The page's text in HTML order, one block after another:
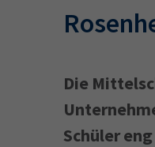
Die
Schüler